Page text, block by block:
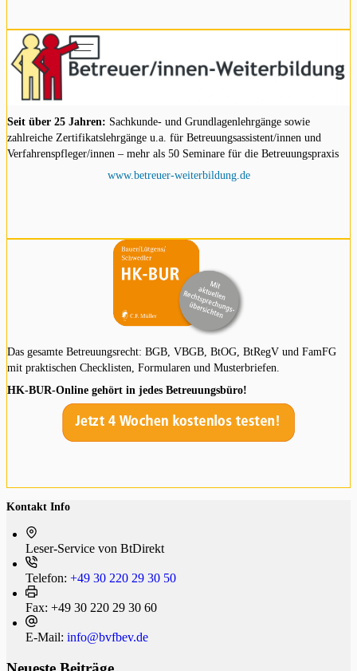
Seit über 25 Jahren: Sachkunde- und Grundlagenlehrgänge sowie
zahlreiche Zertifikatslehrgänge u.a. für Betreuungsassistent/innen und
Verfahrenspfleger/innen – mehr als 50 Seminare für die Betreuungspraxis
www.betreuer-weiterbildung.de
Das gesamte Betreuungsrecht: BGB, VBGB, BtOG, BtRegV und FamFG
mit praktischen Checklisten, Formularen und Musterbriefen.
HK-BUR-Online gehört in jedes Betreuungsbüro!
Kontakt Info
Leser-Service von BtDi­rekt
Telefon: +49 30 220 29 30 50
Fax: +49 30 220 29 30 60
E-Mail: info@bvfbev.de